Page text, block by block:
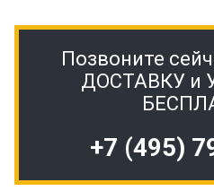
Позвоните
ДОСТАВКУ и
+7 (495)